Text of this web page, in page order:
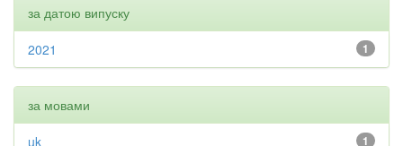
за датою випуску
1
2021
за мовами
1
uk